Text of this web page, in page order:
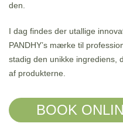
den.
I dag findes der utallige
PANDHY’s mærke til
stadig den unikke ingrediens,
af produkterne.
BOOK